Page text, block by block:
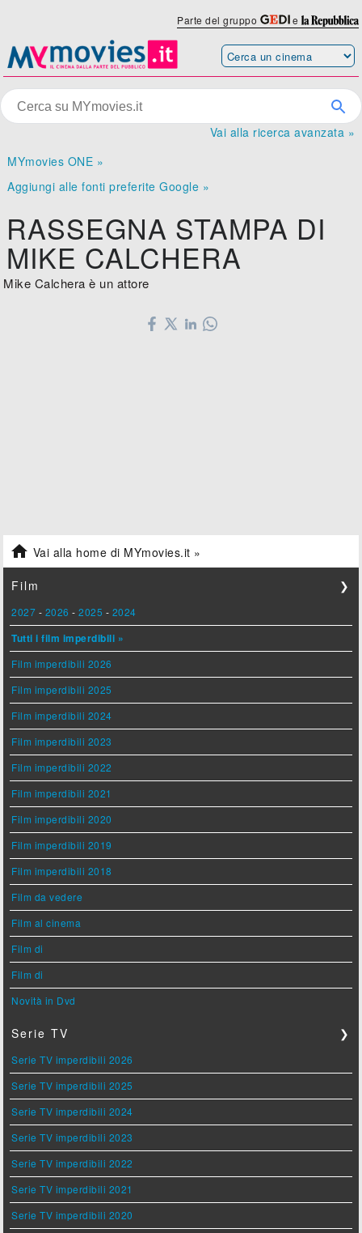
Parte del gruppo e
Vai alla ricerca avanzata »
MYmovies ONE »
Aggiungi alle fonti preferite Google »
RASSEGNA STAMPA DI
MIKE CALCHERA
Mike Calchera è un attore
 Vai alla home di MYmovies.it »
Film ❯
2027 - 2026 -2025 - 2024
Tutti i film imperdibili »
Film imperdibili 2026
Film imperdibili 2025
Film imperdibili 2024
Film imperdibili 2023
Film imperdibili 2022
Film imperdibili 2021
Film imperdibili 2020
Film imperdibili 2019
Film imperdibili 2018
Film da vedere
Film al cinema
Film di
Film di
Novità in Dvd
Serie TV ❯
Serie TV imperdibili 2026
Serie TV imperdibili 2025
Serie TV imperdibili 2024
Serie TV imperdibili 2023
Serie TV imperdibili 2022
Serie TV imperdibili 2021
Serie TV imperdibili 2020